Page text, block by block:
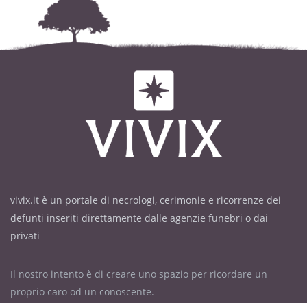
vivix.it è un portale di necrologi, cerimonie e ricorrenze dei
defunti inseriti direttamente dalle agenzie funebri o dai
privati
Il nostro intento è di creare uno spazio per ricordare un
proprio caro od un conoscente.